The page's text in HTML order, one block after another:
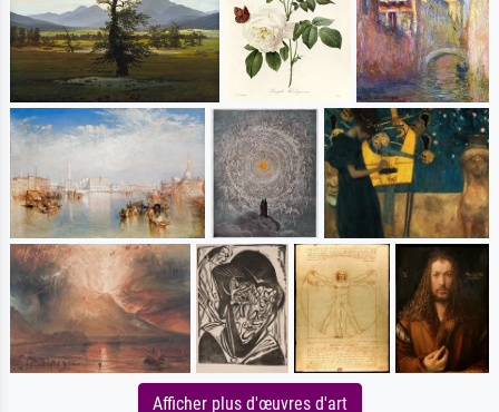
Afficher plus d'œuvres d'art